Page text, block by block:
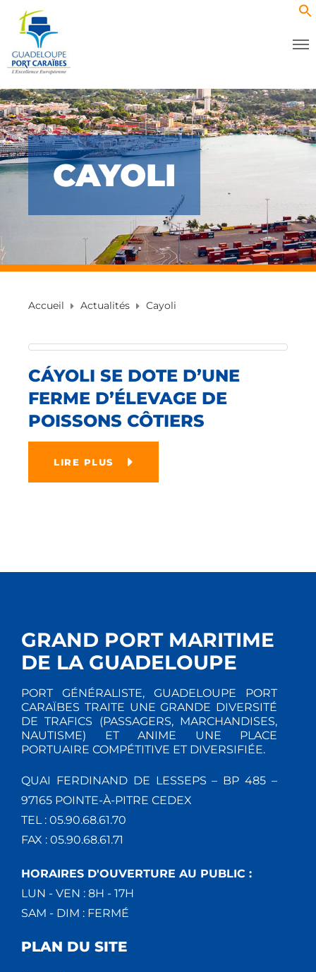
CAYOLI
Accueil Actualités Cayoli
CÁYOLI SE DOTE D’UNE
FERME D’ÉLEVAGE DE
POISSONS CÔTIERS
LIRE PLUS
GRAND PORT MARITIME
DE LA GUADELOUPE
PORT GÉNÉRALISTE, GUADELOUPE PORT
CARAÏBES TRAITE UNE GRANDE DIVERSITÉ
DE TRAFICS (PASSAGERS, MARCHANDISES,
NAUTISME) ET ANIME UNE PLACE
PORTUAIRE COMPÉTITIVE ET DIVERSIFIÉE.
QUAI FERDINAND DE LESSEPS – BP 485 –
97165 POINTE-À-PITRE CEDEX
TEL : 05.90.68.61.70
FAX : 05.90.68.61.71
HORAIRES D'OUVERTURE AU PUBLIC :
LUN - VEN : 8H - 17H
SAM - DIM : FERMÉ
PLAN DU SITE